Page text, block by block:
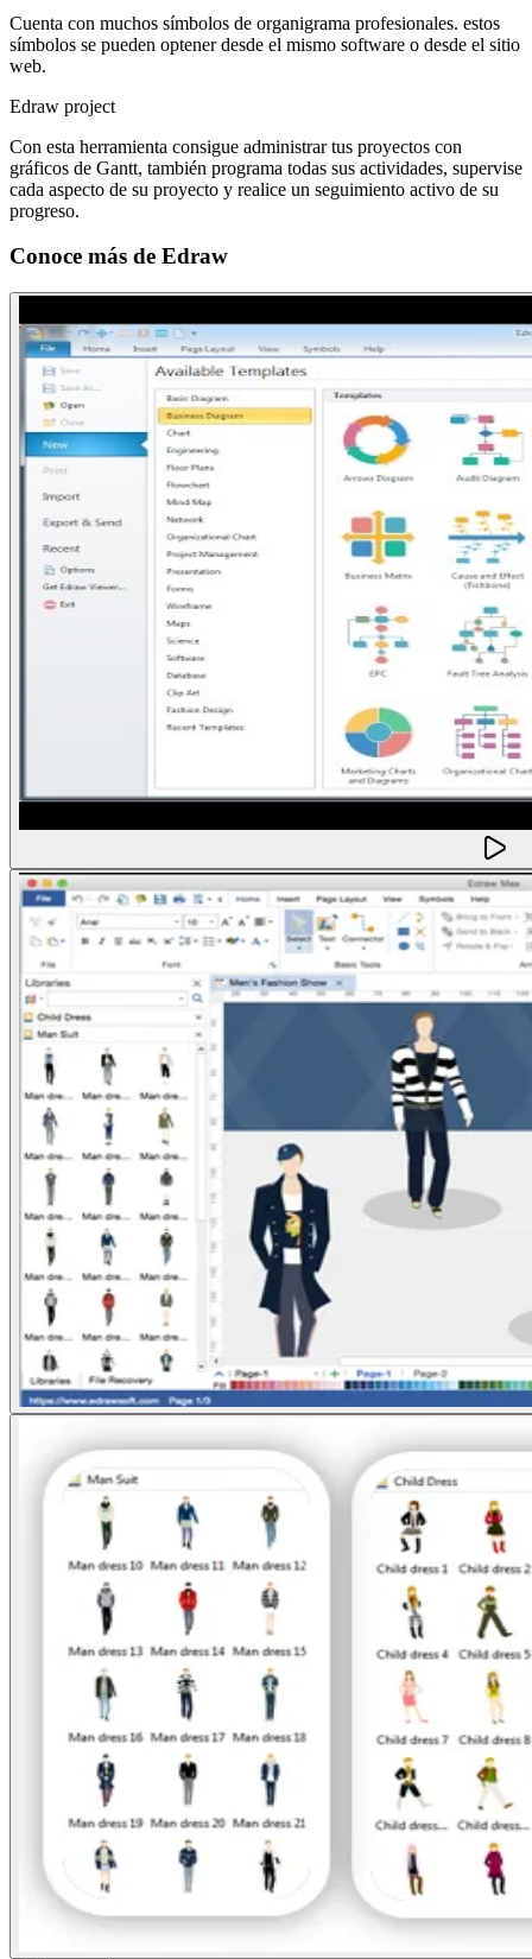
Cuenta con muchos símbolos de organigrama profesionales. estos
símbolos se pueden optener desde el mismo software o desde el sitio
web.
Edraw project
Con esta herramienta consigue administrar tus proyectos con
gráficos de Gantt, también programa todas sus actividades, supervise
cada aspecto de su proyecto y realice un seguimiento activo de su
progreso.
Conoce más de Edraw